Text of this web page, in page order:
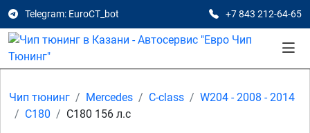
Telegram: EuroCT_bot +7 843 212-64-65
Чип тюнинг Mercedes C-class
W204 - 2008 - 2014
C180
C180 156 л.с